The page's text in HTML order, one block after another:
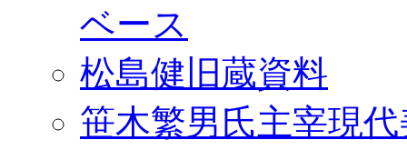
ベース
松島健旧蔵資料
笹木繁男氏主宰現